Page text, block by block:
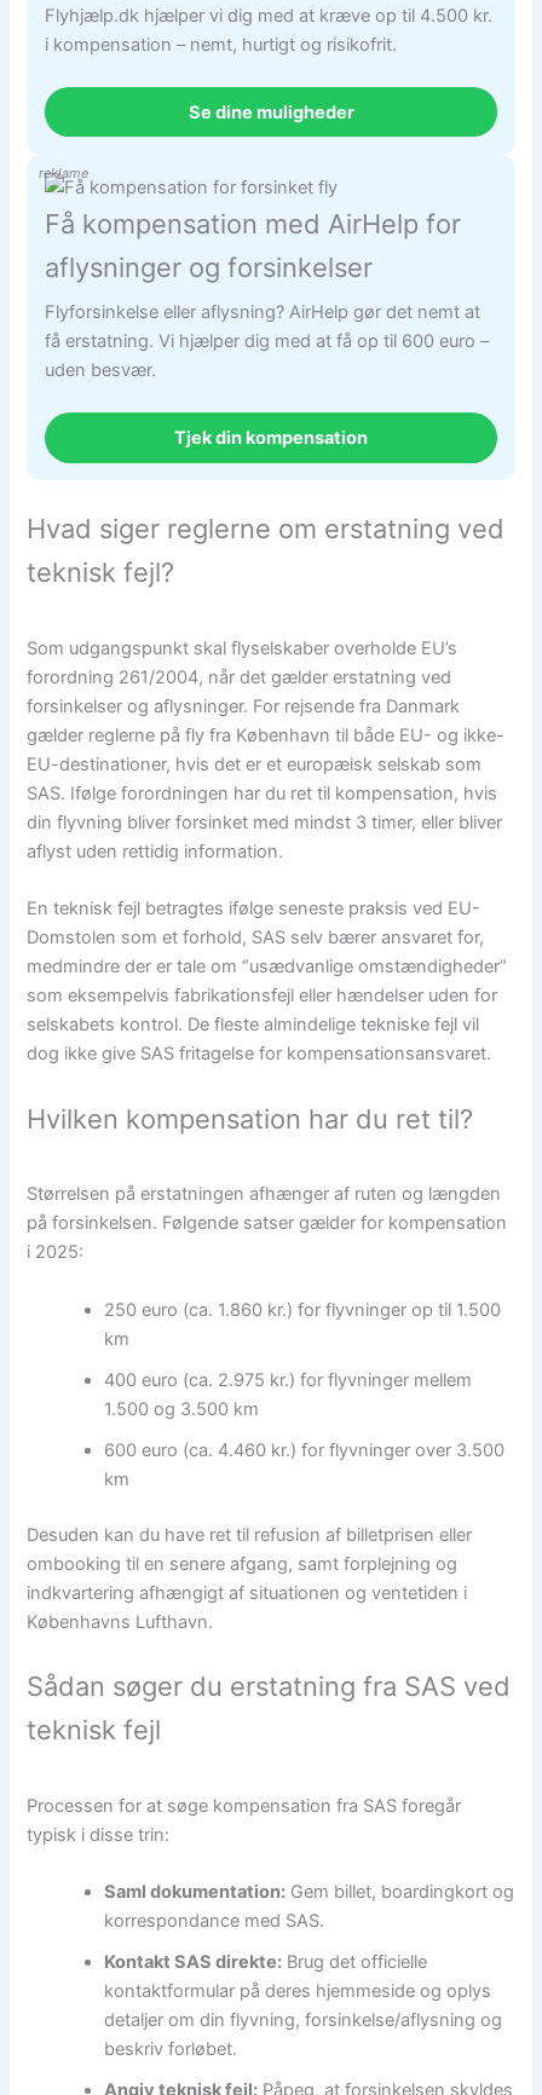
Flyhjælp.dk hjælper vi dig med at kræve op til 4.500 kr.
i kompensation – nemt, hurtigt og risikofrit.
Se dine muligheder
reklame
Få kompensation med AirHelp for
aflysninger og forsinkelser
Flyforsinkelse eller aflysning? AirHelp gør det nemt at
få erstatning. Vi hjælper dig med at få op til 600 euro –
uden besvær.
Tjek din kompensation
Hvad siger reglerne om erstatning ved
teknisk fejl?
Som udgangspunkt skal flyselskaber overholde EU’s
forordning 261/2004, når det gælder erstatning ved
forsinkelser og aflysninger. For rejsende fra Danmark
gælder reglerne på fly fra København til både EU- og ikke-
EU-destinationer, hvis det er et europæisk selskab som
SAS. Ifølge forordningen har du ret til kompensation, hvis
din flyvning bliver forsinket med mindst 3 timer, eller bliver
aflyst uden rettidig information.
En teknisk fejl betragtes ifølge seneste praksis ved EU-
Domstolen som et forhold, SAS selv bærer ansvaret for,
medmindre der er tale om “usædvanlige omstændigheder”
som eksempelvis fabrikationsfejl eller hændelser uden for
selskabets kontrol. De fleste almindelige tekniske fejl vil
dog ikke give SAS fritagelse for kompensationsansvaret.
Hvilken kompensation har du ret til?
Størrelsen på erstatningen afhænger af ruten og længden
på forsinkelsen. Følgende satser gælder for kompensation
i 2025:
250 euro (ca. 1.860 kr.) for flyvninger op til 1.500
km
400 euro (ca. 2.975 kr.) for flyvninger mellem
1.500 og 3.500 km
600 euro (ca. 4.460 kr.) for flyvninger over 3.500
km
Desuden kan du have ret til refusion af billetprisen eller
ombooking til en senere afgang, samt forplejning og
indkvartering afhængigt af situationen og ventetiden i
Københavns Lufthavn.
Sådan søger du erstatning fra SAS ved
teknisk fejl
Processen for at søge kompensation fra SAS foregår
typisk i disse trin:
Saml dokumentation: Gem billet, boardingkort og
korrespondance med SAS.
Kontakt SAS direkte: Brug det officielle
kontaktformular på deres hjemmeside og oplys
detaljer om din flyvning, forsinkelse/aflysning og
beskriv forløbet.
Angiv teknisk fejl: Påpeg, at forsinkelsen skyldes